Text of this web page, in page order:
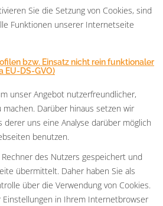
Sie die Setzung von Cookies, sind
Funktionen unserer Internetseite
bzw. Einsatz nicht rein funktionaler
EU-DS-GVO)
unser Angebot nutzerfreundlicher,
Darüber hinaus setzen wir
derer uns eine Analyse darüber möglich
benutzen.
des Nutzers gespeichert und
übermittelt. Daher haben Sie als
über die Verwendung von Cookies.
Einstellungen in Ihrem Internetbrowser